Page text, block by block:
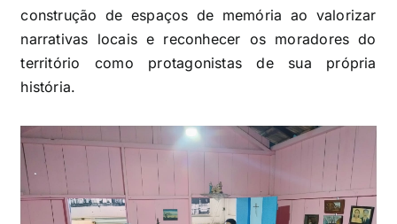
construção de espaços de memória ao valorizar
narrativas locais e reconhecer os moradores do
território como protagonistas de sua própria
história.